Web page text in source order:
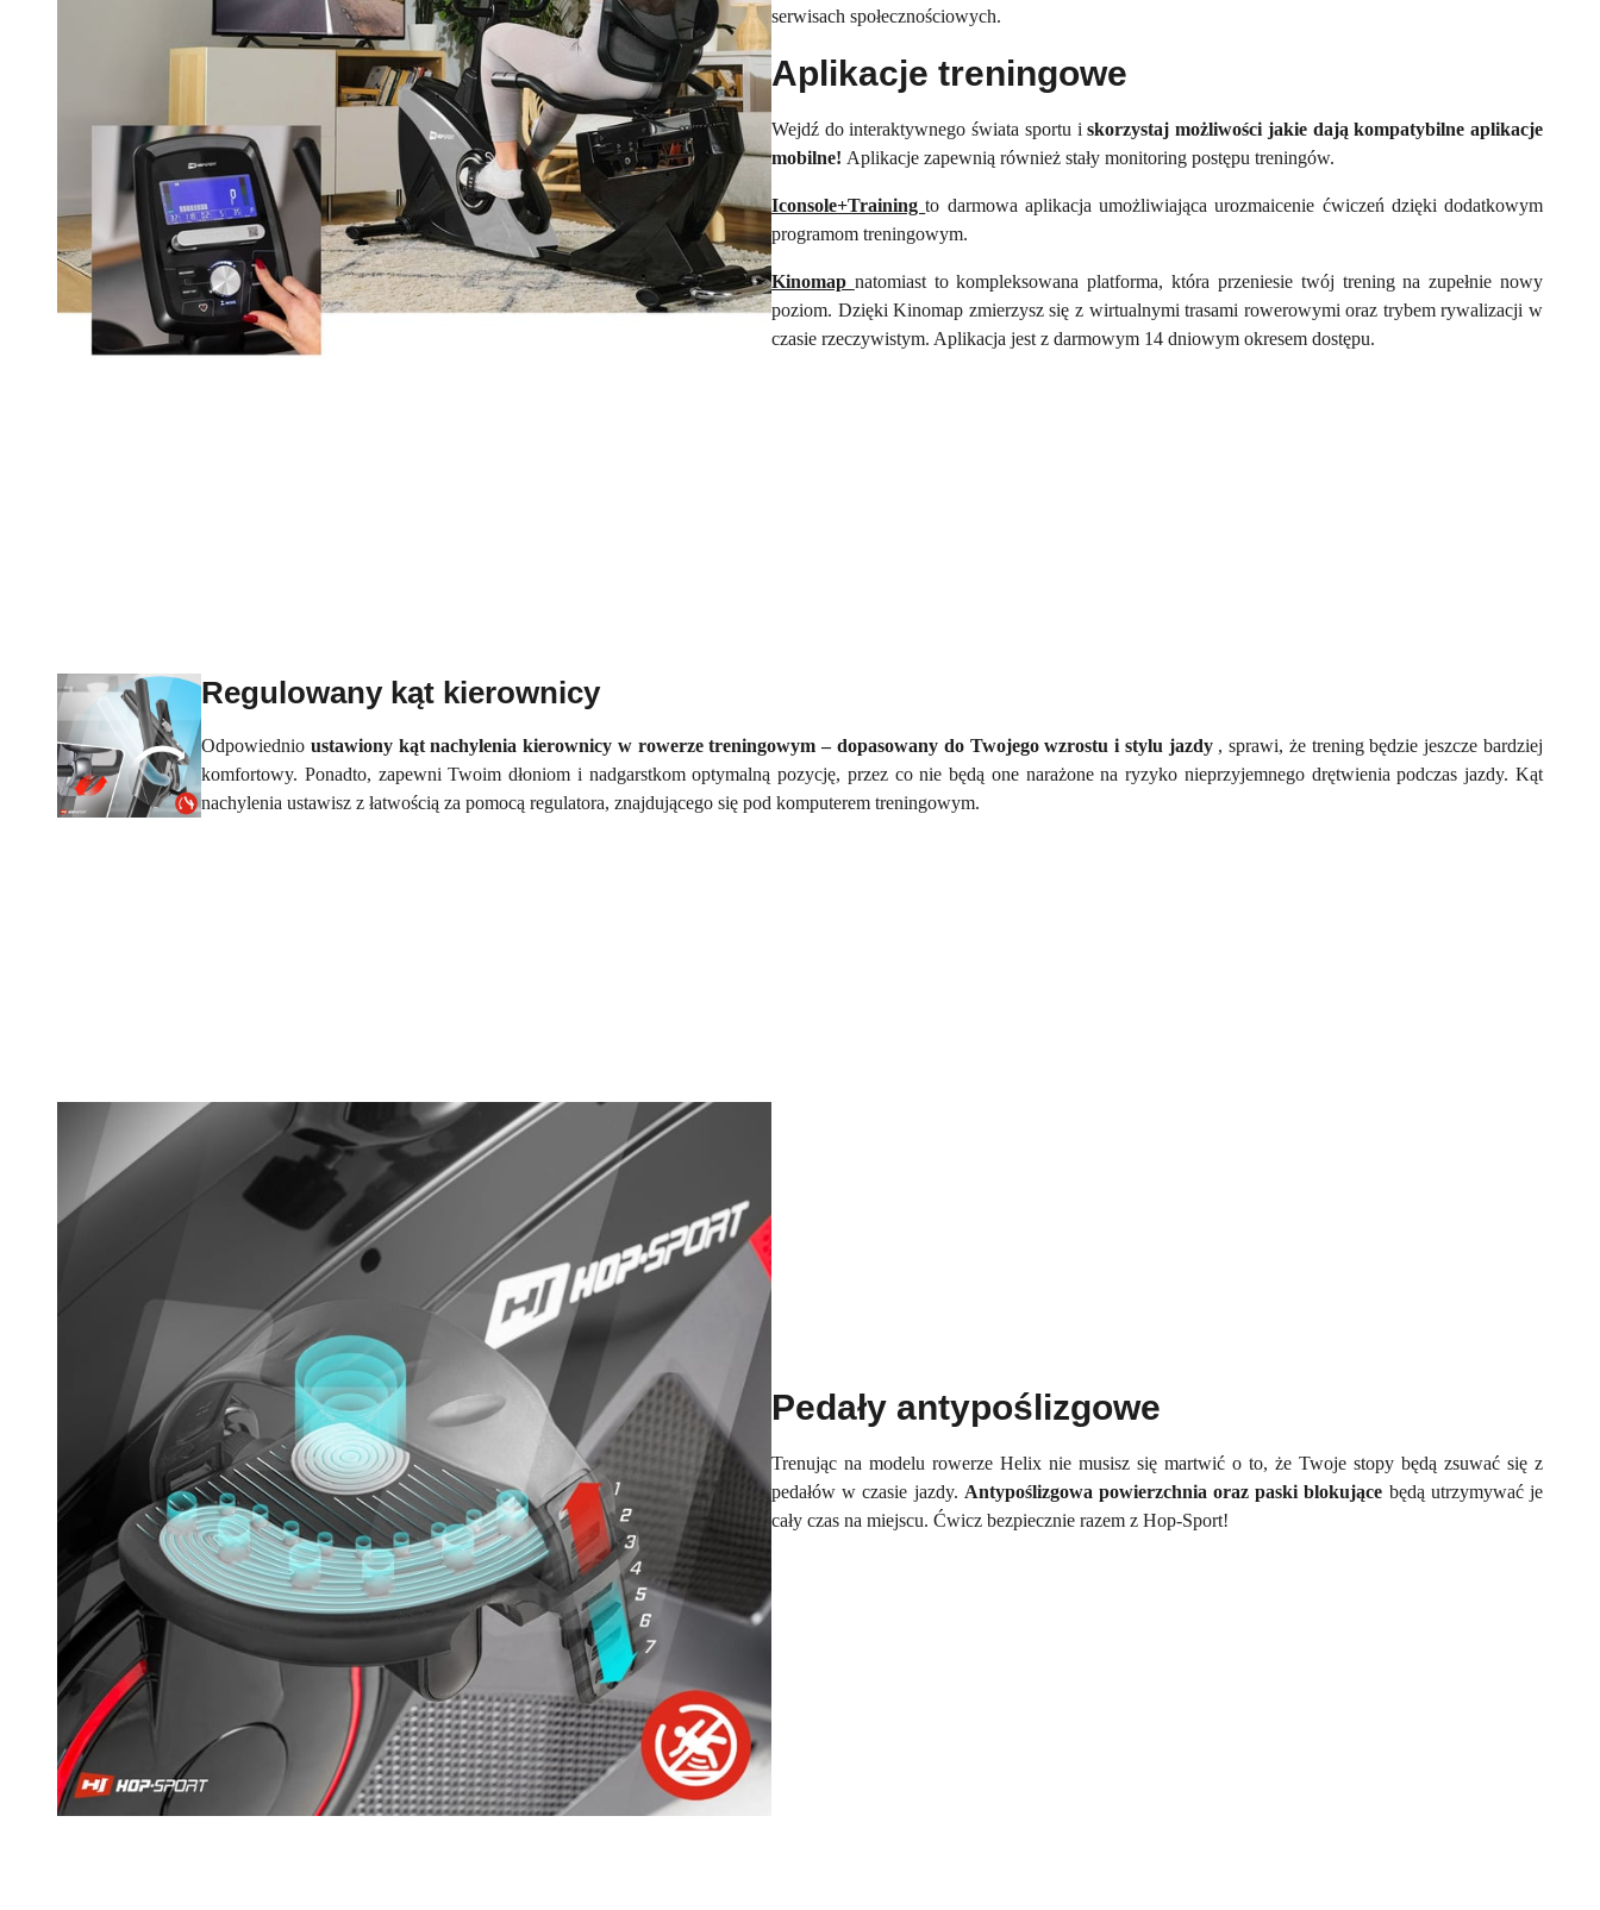
serwisach społecznościowych.
Aplikacje treningowe
Wejdź do interaktywnego świata sportu iskorzystaj możliwości jakie dają kompatybilne aplikacje
mobilne! Aplikacje zapewnią również stały monitoring postępu treningów.
Iconsole+Trainingto darmowa aplikacja umożliwiająca urozmaicenie ćwiczeń dzięki dodatkowym
programom treningowym.
Kinomap natomiast to kompleksowana platforma, która przeniesie twój trening na zupełnie nowy
poziom. Dzięki Kinomap zmierzysz się z wirtualnymi trasami rowerowymi oraz trybem rywalizacji w
czasie rzeczywistym. Aplikacja jest z darmowym 14 dniowym okresem dostępu.
Regulowany kąt kierownicy
Odpowiednio ustawiony kąt nachylenia kierownicy w rowerze treningowym – dopasowany do Twojego wzrostu i stylu jazdy , sprawi, że trening będzie jeszcze bardziej
komfortowy. Ponadto, zapewni Twoim dłoniom i nadgarstkom optymalną pozycję, przez co nie będą one narażone na ryzyko nieprzyjemnego drętwienia podczas jazdy. Kąt
nachylenia ustawisz z łatwością za pomocą regulatora, znajdującego się pod komputerem treningowym.
Pedały antypoślizgowe
Trenując na modelu rowerze Helix nie musisz się martwić o to, że Twoje stopy będą zsuwać się z
pedałów w czasie jazdy. Antypoślizgowa powierzchnia oraz paski blokujące będą utrzymywać je
cały czas na miejscu. Ćwicz bezpiecznie razem z Hop-Sport!